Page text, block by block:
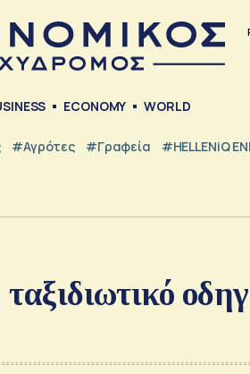
ECONOMY WORLD
#Αγρότες #Γραφεία #HELLENiQ